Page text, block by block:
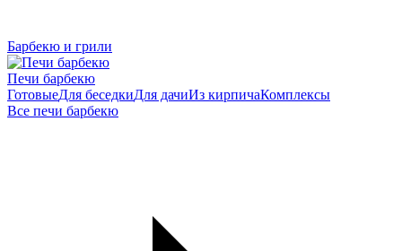
Барбекю и грили
Печи барбекю
ГотовыеДля беседкиДля дачиИз кирпичаКомплексы
Все печи барбекю